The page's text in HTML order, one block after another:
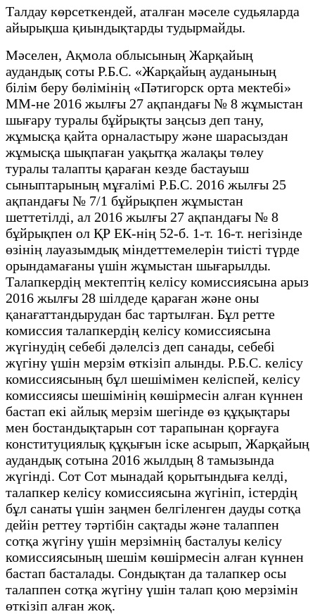
Талдау көрсеткендей, аталған мәселе судьяларда
айырықша қиындықтарды тудырмайды.
Мәселен, Ақмола облысының Жарқайың
аудандық соты Р.Б.С. «Жарқайың ауданының
білім беру бөлімінің «Пәтигорск орта мектебі»
ММ-не 2016 жылғы 27 ақпандағы № 8 жұмыстан
шығару туралы бұйрықты заңсыз деп тану,
жұмысқа қайта орналастыру және шарасыздан
жұмысқа шықпаған уақытқа жалақы төлеу
туралы талапты қараған кезде бастауыш
сыныптарының мұғалімі Р.Б.С. 2016 жылғы 25
ақпандағы № 7/1 бұйрықпен жұмыстан
шеттетілді, ал 2016 жылғы 27 ақпандағы № 8
бұйрықпен ол ҚР ЕК-нің 52-б. 1-т. 16-т. негізінде
өзінің лауазымдық міндеттемелерін тиісті түрде
орындамағаны үшін жұмыстан шығарылды.
Талапкердің мектептің келісу комиссиясына арыз
2016 жылғы 28 шілдеде қараған және оны
қанағаттандырудан бас тартылған. Бұл ретте
комиссия талапкердің келісу комиссиясына
жүгінудің себебі дәлелсіз деп санады, себебі
жүгіну үшін мерзім өткізіп алынды. Р.Б.С. келісу
комиссиясының бұл шешімімен келіспей, келісу
комиссиясы шешімінің көшірмесін алған күннен
бастап екі айлық мерзім шегінде өз құқықтары
мен бостандықтарын сот тарапынан қорғауға
конституциялық құқығын іске асырып, Жарқайың
аудандық сотына 2016 жылдың 8 тамызында
жүгінді. Сот Сот мынадай қорытындыға келді,
талапкер келісу комиссиясына жүгініп, істердің
бұл санаты үшін заңмен белгіленген дауды сотқа
дейін реттеу тәртібін сақтады және талаппен
сотқа жүгіну үшін мерзімнің басталуы келісу
комиссиясының шешім көшірмесін алған күннен
бастап басталады. Сондықтан да талапкер осы
талаппен сотқа жүгіну үшін талап қою мерзімін
өткізіп алған жоқ.